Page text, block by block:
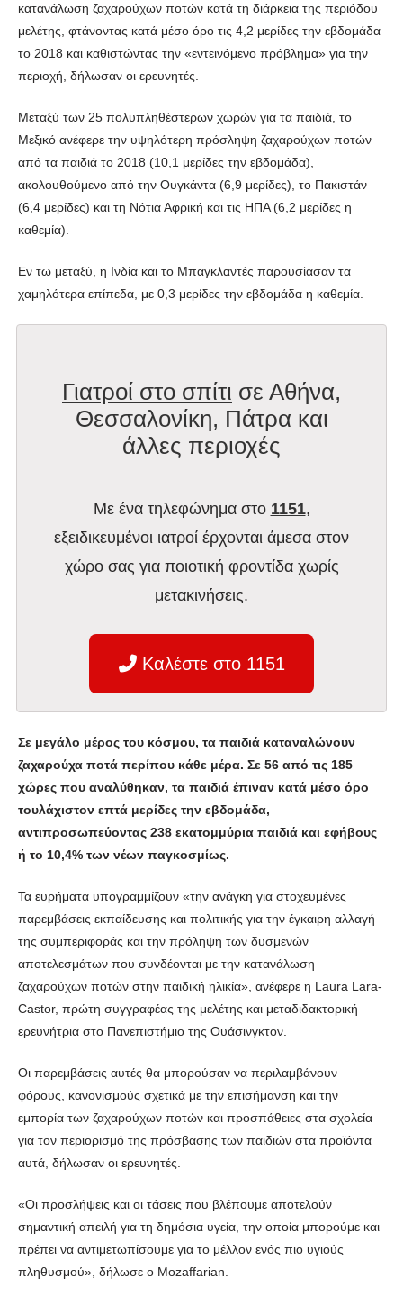
κατανάλωση ζαχαρούχων ποτών κατά τη διάρκεια της περιόδου
μελέτης, φτάνοντας κατά μέσο όρο τις 4,2 μερίδες την εβδομάδα
το 2018 και καθιστώντας την «εντεινόμενο πρόβλημα» για την
περιοχή, δήλωσαν οι ερευνητές.
Μεταξύ των 25 πολυπληθέστερων χωρών για τα παιδιά, το
Μεξικό ανέφερε την υψηλότερη πρόσληψη ζαχαρούχων ποτών
από τα παιδιά το 2018 (10,1 μερίδες την εβδομάδα),
ακολουθούμενο από την Ουγκάντα (6,9 μερίδες), το Πακιστάν
(6,4 μερίδες) και τη Νότια Αφρική και τις ΗΠΑ (6,2 μερίδες η
καθεμία).
Εν τω μεταξύ, η Ινδία και το Μπαγκλαντές παρουσίασαν τα
χαμηλότερα επίπεδα, με 0,3 μερίδες την εβδομάδα η καθεμία.
Γιατροί στο σπίτι σε Αθήνα,
Θεσσαλονίκη, Πάτρα και
άλλες περιοχές
Με ένα τηλεφώνημα στο 1151,
εξειδικευμένοι ιατροί έρχονται άμεσα στον
χώρο σας για ποιοτική φροντίδα χωρίς
μετακινήσεις.
Καλέστε στο 1151
Σε μεγάλο μέρος του κόσμου, τα παιδιά καταναλώνουν
ζαχαρούχα ποτά περίπου κάθε μέρα. Σε 56 από τις 185
χώρες που αναλύθηκαν, τα παιδιά έπιναν κατά μέσο όρο
τουλάχιστον επτά μερίδες την εβδομάδα,
αντιπροσωπεύοντας 238 εκατομμύρια παιδιά και εφήβους
ή το 10,4% των νέων παγκοσμίως.
Τα ευρήματα υπογραμμίζουν «την ανάγκη για στοχευμένες
παρεμβάσεις εκπαίδευσης και πολιτικής για την έγκαιρη αλλαγή
της συμπεριφοράς και την πρόληψη των δυσμενών
αποτελεσμάτων που συνδέονται με την κατανάλωση
ζαχαρούχων ποτών στην παιδική ηλικία», ανέφερε η Laura Lara-
Castor, πρώτη συγγραφέας της μελέτης και μεταδιδακτορική
ερευνήτρια στο Πανεπιστήμιο της Ουάσινγκτον.
Οι παρεμβάσεις αυτές θα μπορούσαν να περιλαμβάνουν
φόρους, κανονισμούς σχετικά με την επισήμανση και την
εμπορία των ζαχαρούχων ποτών και προσπάθειες στα σχολεία
για τον περιορισμό της πρόσβασης των παιδιών στα προϊόντα
αυτά, δήλωσαν οι ερευνητές.
«Οι προσλήψεις και οι τάσεις που βλέπουμε αποτελούν
σημαντική απειλή για τη δημόσια υγεία, την οποία μπορούμε και
πρέπει να αντιμετωπίσουμε για το μέλλον ενός πιο υγιούς
πληθυσμού», δήλωσε ο Mozaffarian.